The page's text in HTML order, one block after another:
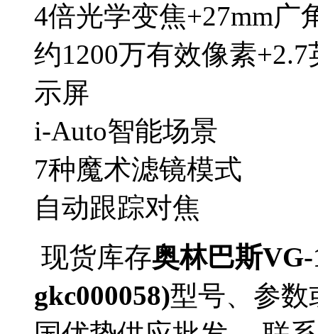
4倍光学变焦+27mm
约1200万有效像素
示屏
i-Auto智能场景
7种魔术滤镜模式
自动跟踪对焦
现货库存奥林巴斯
gkc000058)型号、参数